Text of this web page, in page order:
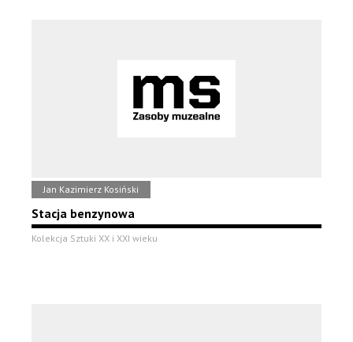
Jan Kazimierz Kosiński
Stacja benzynowa
Kolekcja Sztuki XX i XXI wieku